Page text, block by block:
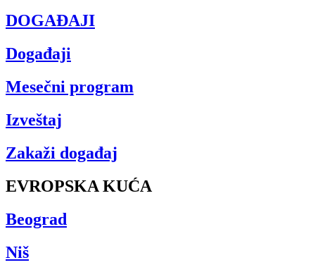
DOGAĐAJI
Događaji
Mesečni program
Izveštaj
Zakaži događaj
EVROPSKA KUĆA
Beograd
Niš